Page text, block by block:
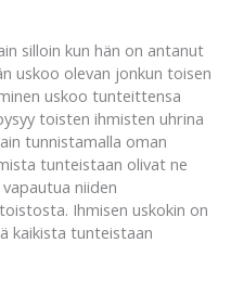
silloin kun hän on antanut
uskoo olevan jonkun toisen
uskoo tunteittensa
toisten ihmisten uhrina
tunnistamalla oman
tunteistaan olivat ne
niiden
Ihmisen uskokin on
kaikista tunteistaan